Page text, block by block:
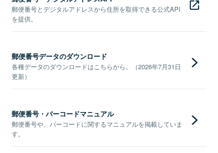
郵便番号とデジタルアドレスから住所を取得できる公式API
を提供。
郵便番号データのダウンロード
各種データのダウンロードはこちらから。（2026年7月31日
更新）
郵便番号・バーコードマニュアル
郵便番号や、バーコードに関するマニュアルを掲載していま
す。